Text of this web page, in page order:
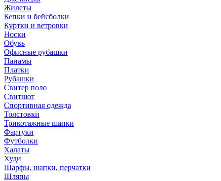
Жилеты
Кепки и бейсболки
Куртки и ветровки
Носки
Обувь
Офисные рубашки
Панамы
Платки
Рубашки
Свитер поло
Свитшот
Спортивная одежда
Толстовки
Трикотажные шапки
Фартуки
Футболки
Халаты
Худи
Шарфы, шапки, перчатки
Шляпы